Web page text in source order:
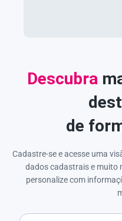
Descubra
de
Cadastre-se e acesse uma
dados cadastrais e muito
personalize com